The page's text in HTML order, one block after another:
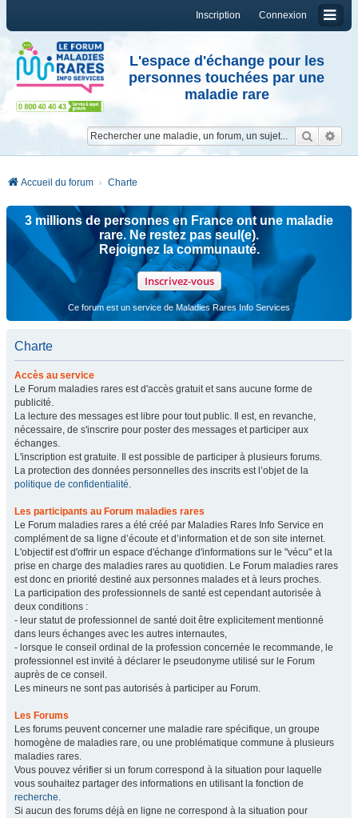
Connexion
Inscription
L'espace d'échange pour les
personnes touchées par une
maladie rare
Accueil du forum Charte
3 millions de personnes en France ont une maladie
rare. Ne restez pas seul(e).
Rejoignez la communauté.
Inscrivez-vous
Ce forum est un service de Maladies Rares Info Services
Charte
Accès au service
Le Forum maladies rares est d'accès gratuit et sans aucune forme de
publicité.
La lecture des messages est libre pour tout public. Il est, en revanche,
nécessaire, de s'inscrire pour poster des messages et participer aux
échanges.
L'inscription est gratuite. Il est possible de participer à plusieurs forums.
La protection des données personnelles des inscrits est l’objet de la
politique de confidentialité.
Les participants au Forum maladies rares
Le Forum maladies rares a été créé par Maladies Rares Info Service en
complément de sa ligne d’écoute et d’information et de son site internet.
L'objectif est d'offrir un espace d'échange d'informations sur le "vécu" et la
prise en charge des maladies rares au quotidien. Le Forum maladies rares
est donc en priorité destiné aux personnes malades et à leurs proches.
La participation des professionnels de santé est cependant autorisée à
deux conditions :
- leur statut de professionnel de santé doit être explicitement mentionné
dans leurs échanges avec les autres internautes,
- lorsque le conseil ordinal de la profession concernée le recommande, le
professionnel est invité à déclarer le pseudonyme utilisé sur le Forum
auprès de ce conseil.
Les mineurs ne sont pas autorisés à participer au Forum.
Les Forums
Les forums peuvent concerner une maladie rare spécifique, un groupe
homogène de maladies rare, ou une problématique commune à plusieurs
maladies rares.
Vous pouvez vérifier si un forum correspond à la situation pour laquelle
vous souhaitez partager des informations en utilisant la fonction de
recherche.
Si aucun des forums déjà en ligne ne correspond à la situation pour